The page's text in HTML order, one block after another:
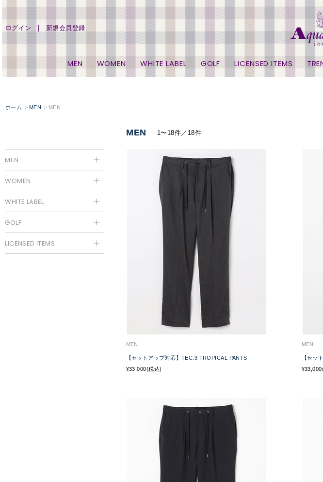
ログイン 新規会員登録
MEN WOMEN WHITE LABEL GOLF LICENSED ITEMS
ホーム MEN MEN
MEN 1〜18件／18件
MEN
WOMEN
WHITE LABEL
GOLF
LICENSED ITEMS
MEN
【セットアップ対応】TEC.3 TROPICAL PANTS
¥33,000(税込)
MEN
【セッ